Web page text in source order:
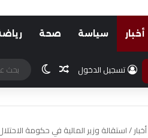
أخبار سياسة صحة
تسجيل الدخول مقال عشوائي
الوضع
أخبار/استقالة وزير المالية في حكومة